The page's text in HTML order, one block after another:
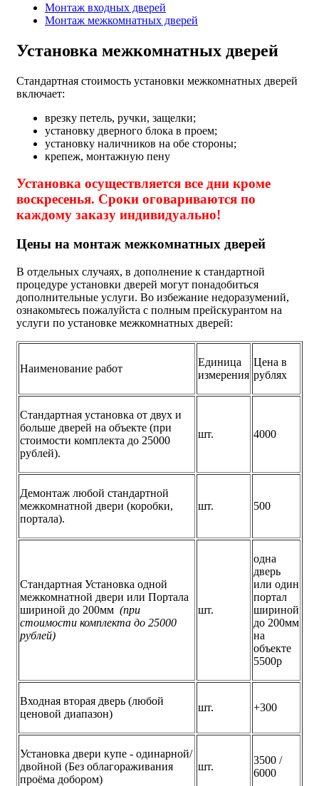
Монтаж входных дверей
Монтаж межкомнатных дверей
Установка межкомнатных дверей
Стандартная стоимость установки межкомнатных дверей
включает:
врезку петель, ручки, защелки;
установку дверного блока в проем;
установку наличников на обе стороны;
крепеж, монтажную пену
Установка осуществляется все дни кроме
воскресенья. Сроки оговариваются по
каждому заказу индивидуально!
Цены на монтаж межкомнатных дверей
В отдельных случаях, в дополнение к стандартной
процедуре установки дверей могут понадобиться
дополнительные услуги. Во избежание недоразумений,
ознакомьтесь пожалуйста с полным прейскурантом на
услуги по установке межкомнатных дверей:
Наименование работ
Единица
измерения
Цена в
рублях
Стандартная установка от двух и
больше дверей на объекте (при
стоимости комплекта до 25000
рублей).
шт. 4000
Демонтаж любой стандартной
межкомнатной двери (коробки,
портала).
шт. 500
Стандартная Установка одной
межкомнатной двери или Портала
шириной до 200мм (при
стоимости комплекта до 25000
рублей)
шт.
одна
дверь
или один
портал
шириной
до 200мм
на
объекте
5500р
Входная вторая дверь (любой
ценовой диапазон)
шт. +300
Установка двери купе - одинарной/
двойной (Без облагораживания
проёма добором)
шт.
3500 /
6000